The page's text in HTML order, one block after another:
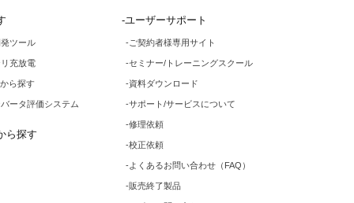
ツール
充放電
ら探す
ータ評価システム
ら探す
ユーザーサポート
ご契約者様専用サイト
セミナー/トレーニングスクール
資料ダウンロード
サポート/サービスについて
修理依頼
校正依頼
よくあるお問い合わせ（FAQ）
販売終了製品